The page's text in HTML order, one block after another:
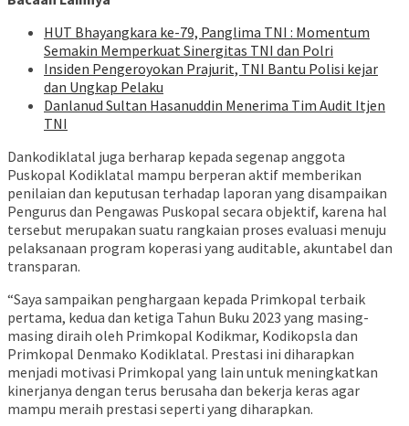
HUT Bhayangkara ke-79, Panglima TNI : Momentum
Semakin Memperkuat Sinergitas TNI dan Polri
Insiden Pengeroyokan Prajurit, TNI Bantu Polisi kejar
dan Ungkap Pelaku
Danlanud Sultan Hasanuddin Menerima Tim Audit Itjen
TNI
Dankodiklatal juga berharap kepada segenap anggota
Puskopal Kodiklatal mampu berperan aktif memberikan
penilaian dan keputusan terhadap laporan yang disampaikan
Pengurus dan Pengawas Puskopal secara objektif, karena hal
tersebut merupakan suatu rangkaian proses evaluasi menuju
pelaksanaan program koperasi yang auditable, akuntabel dan
transparan.
“Saya sampaikan penghargaan kepada Primkopal terbaik
pertama, kedua dan ketiga Tahun Buku 2023 yang masing-
masing diraih oleh Primkopal Kodikmar, Kodikopsla dan
Primkopal Denmako Kodiklatal. Prestasi ini diharapkan
menjadi motivasi Primkopal yang lain untuk meningkatkan
kinerjanya dengan terus berusaha dan bekerja keras agar
mampu meraih prestasi seperti yang diharapkan.